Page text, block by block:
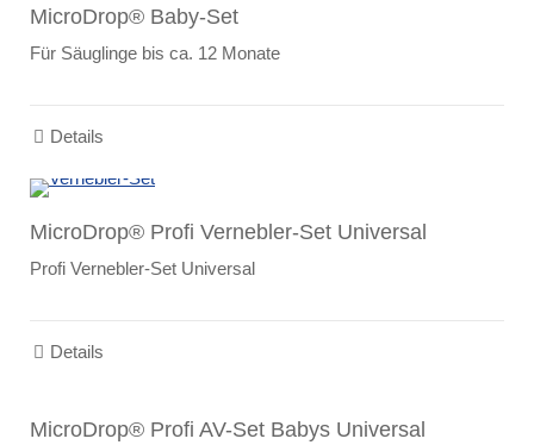
MicroDrop® Baby-Set
Für Säuglinge bis ca. 12 Monate
Details
MicroDrop® Profi Vernebler-Set Universal
Profi Vernebler-Set Universal
Details
MicroDrop® Profi AV-Set Babys Universal